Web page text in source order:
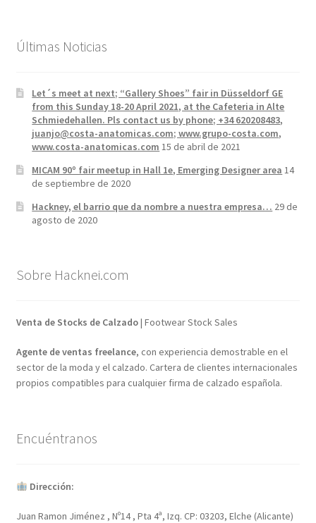
Últimas Noticias
Let´s meet at next; “Gallery Shoes” fair in Düsseldorf GE
from this Sunday 18-20 April 2021, at the Cafeteria in Alte
Schmiedehallen. Pls contact us by phone; +34 620208483,
juanjo@costa-anatomicas.com; www.grupo-costa.com,
www.costa-anatomicas.com 15 de abril de 2021
MICAM 90º fair meetup in Hall 1e, Emerging Designer area 14
de septiembre de 2020
Hackney, el barrio que da nombre a nuestra empresa… 29 de
agosto de 2020
Sobre Hacknei.com
Venta de Stocks de Calzado| Footwear Stock Sales
Agente de ventas freelance, con experiencia demostrable en el
sector de la moda y el calzado. Cartera de clientes internacionales
propios compatibles para cualquier firma de calzado española.
Encuéntranos
Dirección:
Juan Ramon Jiménez , Nº14 , Pta 4ª, Izq. CP: 03203, Elche (Alicante)